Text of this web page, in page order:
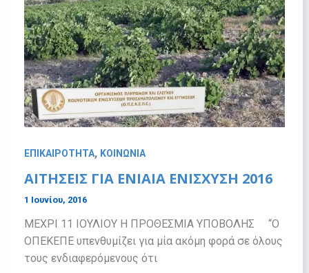
ΕΠΙΚΑΙΡΟΤΗΤΑ, ΚΟΙΝΩΝΙΑ
ΑΙΤΗΣΕΙΣ ΓΙΑ ΕΝΙΑΙΑ ΕΝΙΣΧΥΣΗ 2016
1 Ιουνίου, 2016
ΜΕΧΡΙ 11 ΙΟΥΛΙΟΥ Η ΠΡΟΘΕΣΜΙΑ ΥΠΟΒΟΛΗΣ “Ο
ΟΠΕΚΕΠΕ υπενθυμίζει για μία ακόμη φορά σε όλους
τους ενδιαφερόμενους ότι